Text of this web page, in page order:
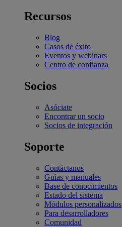
Recursos
Blog
Casos de éxito
Eventos y webinars
Centro de confianza
Socios
Asóciate
Encontrar un socio
Socios de integración
Soporte
Contáctanos
Guías y manuales
Base de conocimientos
Estado del sistema
Módulos personalizados
Para desarrolladores
Comunidad